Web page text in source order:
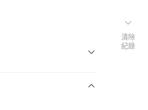
清除
紀錄